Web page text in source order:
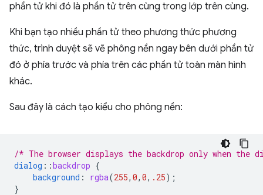
phần tử khi đó là phần tử trên cùng trong lớp trên cùng.
Khi bạn tạo nhiều phần tử theo phương thức phương
thức, trình duyệt sẽ vẽ phông nền ngay bên dưới phần tử
đó ở phía trước và phía trên các phần tử toàn màn hình
khác.
Sau đây là cách tạo kiểu cho phông nền:
/* The browser displays the backdrop only when the
dialog ::backdrop {
background : rgba(255, 0, 0, .25);
}